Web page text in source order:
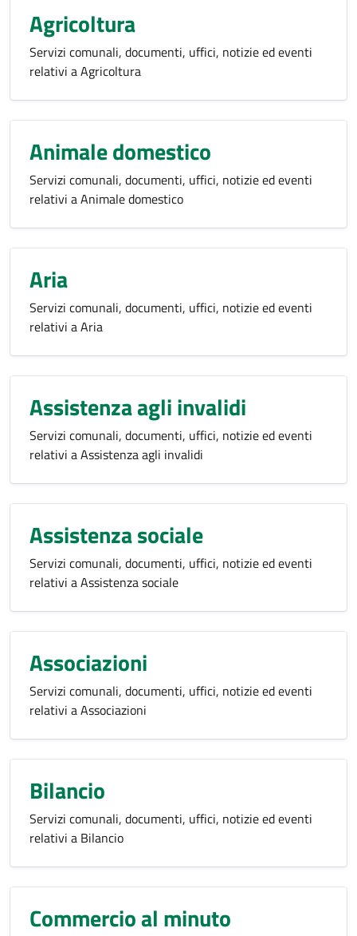
Agricoltura
Servizi comunali, documenti, uffici, notizie ed eventi
relativi a Agricoltura
Animale domestico
Servizi comunali, documenti, uffici, notizie ed eventi
relativi a Animale domestico
Aria
Servizi comunali, documenti, uffici, notizie ed eventi
relativi a Aria
Assistenza agli invalidi
Servizi comunali, documenti, uffici, notizie ed eventi
relativi a Assistenza agli invalidi
Assistenza sociale
Servizi comunali, documenti, uffici, notizie ed eventi
relativi a Assistenza sociale
Associazioni
Servizi comunali, documenti, uffici, notizie ed eventi
relativi a Associazioni
Bilancio
Servizi comunali, documenti, uffici, notizie ed eventi
relativi a Bilancio
Commercio al minuto